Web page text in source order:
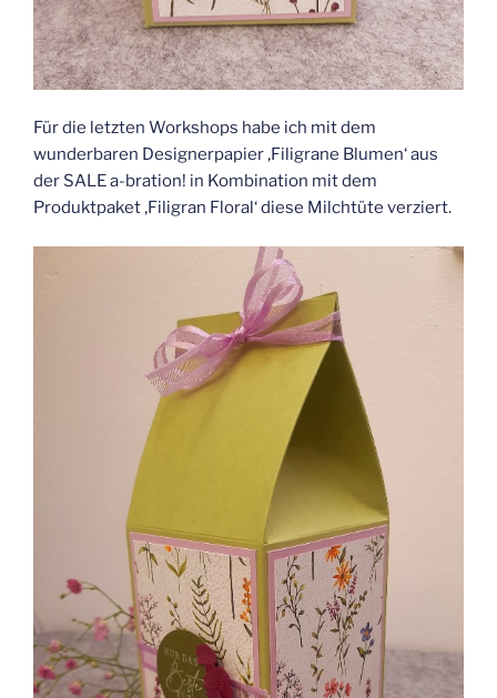
Für die letzten Workshops habe ich mit dem
wunderbaren Designerpapier ‚Filigrane Blumen‘ aus
der SALE a-bration! in Kombination mit dem
Produktpaket ‚Filigran Floral‘ diese Milchtüte verziert.